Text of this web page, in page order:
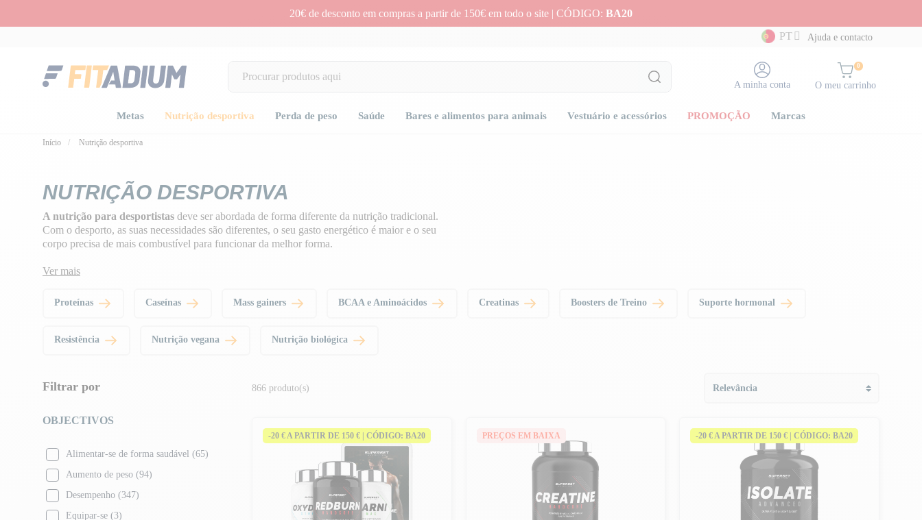
20€ de desconto em compras a partir de 150€ em todo o site | CÓDIGO: BA20
PT
Ajuda e contacto
A minha conta
0
O meu carrinho
Metas Nutrição desportiva Perda de peso Saúde Bares e alimentos para animais Vestuário e acessórios PROMOÇÃO Marcas
Início Nutrição desportiva
NUTRIÇÃO DESPORTIVA
A nutrição para desportistas deve ser abordada de forma diferente da nutrição tradicional.
Com o desporto, as suas necessidades são diferentes, o seu gasto energético é maior e o seu
corpo precisa de mais combustível para funcionar da melhor forma.
É por isso que optámos por lhe fornecer suplementos alimentares de qualidade para o ajudar a
Ver mais
Proteínas Caseínas Mass gainers BCAA e Aminoácidos Creatinas Boosters de Treino Suporte hormonal
Resistência Nutrição vegana Nutrição biológica
Filtrar por
OBJECTIVOS
Alimentar-se de forma saudável (65)
Aumento de peso (94)
Desempenho (347)
Equipar-se (3)
866 produto(s)
-20 € A PARTIR DE 150 € | CÓDIGO: BA20 PREÇOS EM BAIXA -20 € A PARTIR DE 150 € | CÓDIGO: BA20